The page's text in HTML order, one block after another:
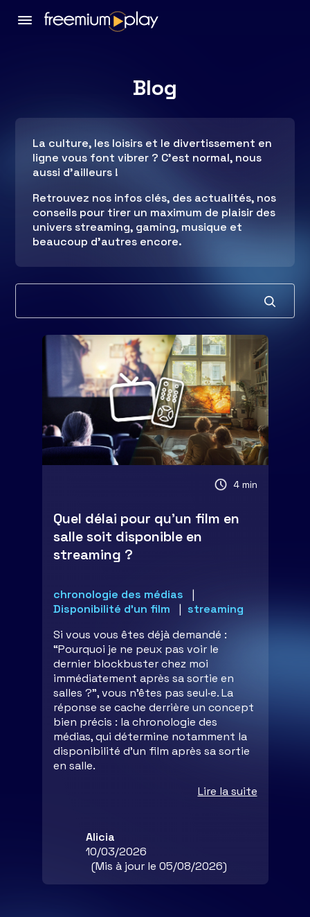
Blog
La culture, les loisirs et le divertissement en
ligne vous font vibrer ? C’est normal, nous
aussi d’ailleurs !
Retrouvez nos infos clés, des actualités, nos
conseils pour tirer un maximum de plaisir des
univers streaming, gaming, musique et
beaucoup d’autres encore.
4 min
Quel délai pour qu’un film en
salle soit disponible en
streaming ?
chronologie des médias
Disponibilité d'un film
streaming
Si vous vous êtes déjà demandé :
“Pourquoi je ne peux pas voir le
dernier blockbuster chez moi
immédiatement après sa sortie en
salles ?”, vous n’êtes pas seul·e. La
réponse se cache derrière un concept
bien précis : la chronologie des
médias, qui détermine notamment la
disponibilité d’un film après sa sortie
en salle.
Lire la suite
Alicia
10/03/2026
(Mis à jour le 05/08/2026)